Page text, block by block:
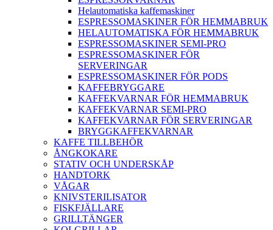
Helautomatiska kaffemaskiner
ESPRESSOMASKINER FÖR HEMMABRUK
HELAUTOMATISKA FÖR HEMMABRUK
ESPRESSOMASKINER SEMI-PRO
ESPRESSOMASKINER FÖR
SERVERINGAR
ESPRESSOMASKINER FÖR PODS
KAFFEBRYGGARE
KAFFEKVARNAR FÖR HEMMABRUK
KAFFEKVARNAR SEMI-PRO
KAFFEKVARNAR FÖR SERVERINGAR
BRYGGKAFFEKVARNAR
KAFFE TILLBEHÖR
ÅNGKOKARE
STATIV OCH UNDERSKÅP
HANDTORK
VÅGAR
KNIVSTERILISATOR
FISKFJÄLLARE
GRILLTÄNGER